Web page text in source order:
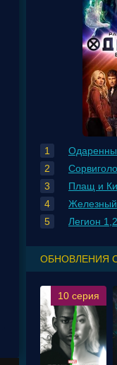
Плащ и
Железный
Легион
ОБНОВЛЕНИЯ
10 серия